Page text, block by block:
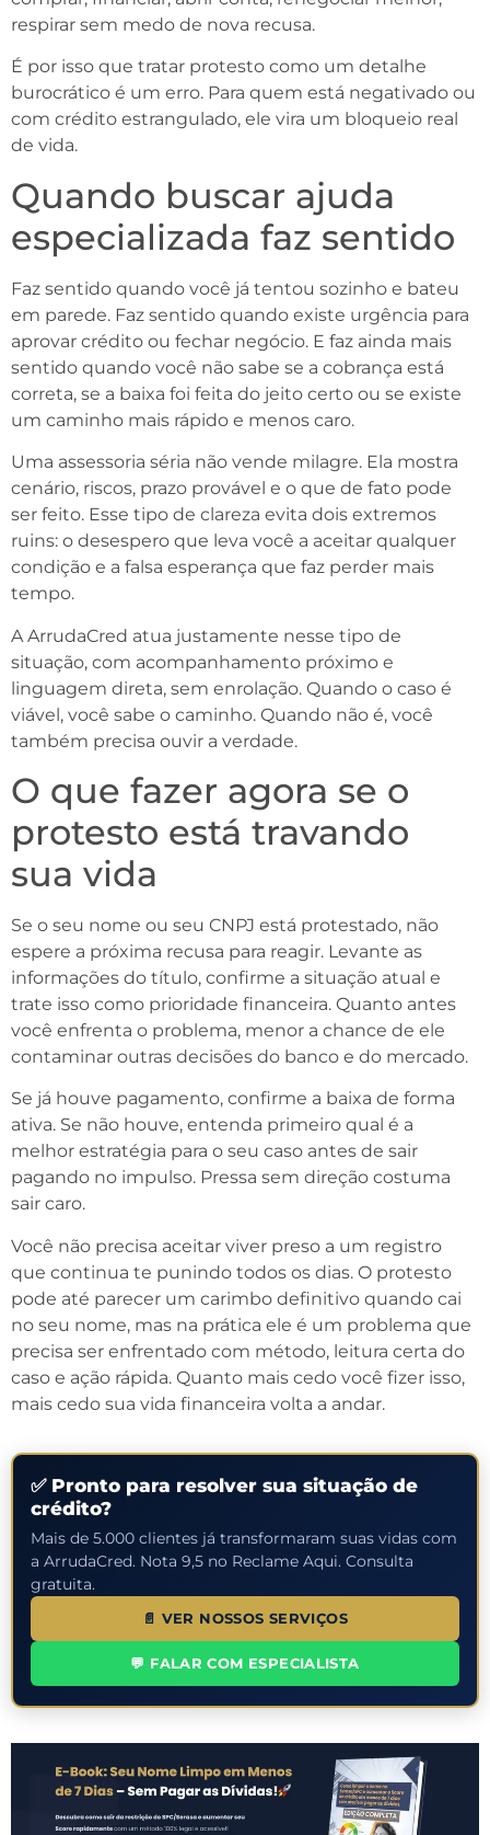
respirar sem medo de nova recusa.
É por isso que tratar protesto como um detalhe
burocrático é um erro. Para quem está negativado ou
com crédito estrangulado, ele vira um bloqueio real
de vida.
Quando buscar ajuda
especializada faz sentido
Faz sentido quando você já tentou sozinho e bateu
em parede. Faz sentido quando existe urgência para
aprovar crédito ou fechar negócio. E faz ainda mais
sentido quando você não sabe se a cobrança está
correta, se a baixa foi feita do jeito certo ou se existe
um caminho mais rápido e menos caro.
Uma assessoria séria não vende milagre. Ela mostra
cenário, riscos, prazo provável e o que de fato pode
ser feito. Esse tipo de clareza evita dois extremos
ruins: o desespero que leva você a aceitar qualquer
condição e a falsa esperança que faz perder mais
tempo.
A ArrudaCred atua justamente nesse tipo de
situação, com acompanhamento próximo e
linguagem direta, sem enrolação. Quando o caso é
viável, você sabe o caminho. Quando não é, você
também precisa ouvir a verdade.
O que fazer agora se o
protesto está travando
sua vida
Se o seu nome ou seu CNPJ está protestado, não
espere a próxima recusa para reagir. Levante as
informações do título, confirme a situação atual e
trate isso como prioridade financeira. Quanto antes
você enfrenta o problema, menor a chance de ele
contaminar outras decisões do banco e do mercado.
Se já houve pagamento, confirme a baixa de forma
ativa. Se não houve, entenda primeiro qual é a
melhor estratégia para o seu caso antes de sair
pagando no impulso. Pressa sem direção costuma
sair caro.
Você não precisa aceitar viver preso a um registro
que continua te punindo todos os dias. O protesto
pode até parecer um carimbo definitivo quando cai
no seu nome, mas na prática ele é um problema que
precisa ser enfrentado com método, leitura certa do
caso e ação rápida. Quanto mais cedo você fizer isso,
mais cedo sua vida financeira volta a andar.
✅ Pronto para resolver sua situação de
crédito?
Mais de 5.000 clientes já transformaram suas vidas com
a ArrudaCred. Nota 9,5 no Reclame Aqui. Consulta
gratuita.
📄 VER NOSSOS SERVIÇOS
💬 FALAR COM ESPECIALISTA